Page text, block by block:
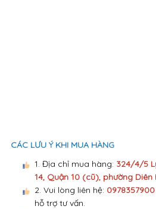
CÁC LƯU Ý KHI MUA HÀNG
1. Địa chỉ mua hàng: 324/4/5
14, Quận 10 (cũ), phường
2. Vui lòng liên hệ: 0978357900
hỗ trợ tư vấn.